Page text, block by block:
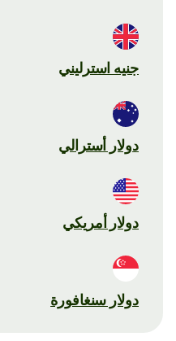
جنيه استرليني
دولار أسترالي
دولار أمريكي
دولار سنغافورة